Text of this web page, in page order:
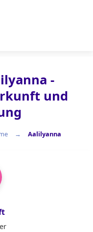
-
und
Aalilyanna